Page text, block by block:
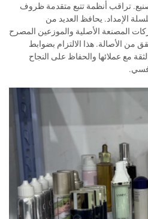
تراقب أنظمة تتبع متقدمة ظروف
الإمداد. يحافظ العديد من
المصنعة الأصلية والموزعين المصرح
من الأصالة. هذا الالتزام بضوابط
مع عملائها والحفاظ على النجاح